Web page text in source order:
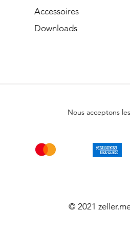
Accessoires
Downloads
Nous acceptons
© 2021